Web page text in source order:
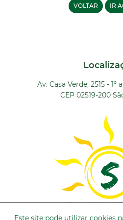
VOLTAR IR
Av. Casa Verde, 2515 - 1º
CEP 02519-200
Este site pode utilizar cookies